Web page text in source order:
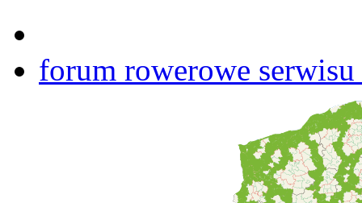
forum rowerowe